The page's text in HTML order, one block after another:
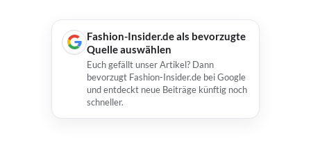
Fashion-Insider.de als bevorzugte
Quelle auswählen
Euch gefällt unser Artikel? Dann
bevorzugt Fashion-Insider.de bei Google
und entdeckt neue Beiträge künftig noch
schneller.